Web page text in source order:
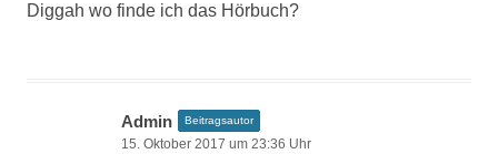
Diggah wo finde ich das Hörbuch?
Admin Beitragsautor
15. Oktober 2017 um 23:36 Uhr